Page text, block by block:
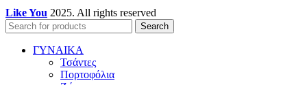
Like You 2025. All rights reserved
Search
ΓΥΝΑΙΚΑ
Τσάντες
Πορτοφόλια